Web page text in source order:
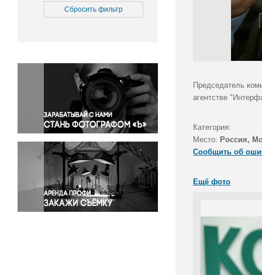
Медицина
Окружающая среда
Политика
Правосудие
Происшествия и конфликты
Религия
Светская жизнь
Спорт
Экология
Экономика и бизнес
Сбросить фильтр
Председатель
агентстве
Категория:
Место: Россия,
Сообщить об
Ещё фото